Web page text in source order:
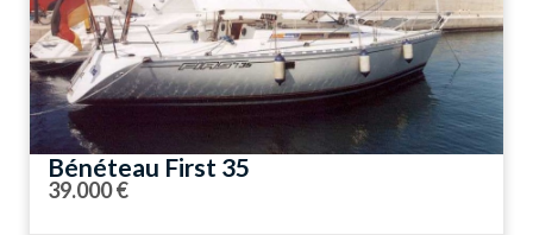
Bénéteau First 35
39.000 €